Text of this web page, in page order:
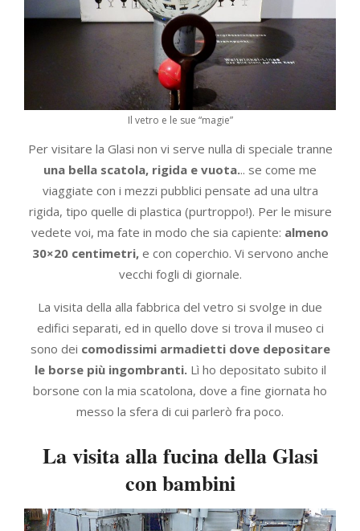
Il vetro e le sue “magie”
Per visitare la Glasi non vi serve nulla di speciale tranne
una bella scatola, rigida e vuota... se come me
viaggiate con i mezzi pubblici pensate ad una ultra
rigida, tipo quelle di plastica (purtroppo!). Per le misure
vedete voi, ma fate in modo che sia capiente: almeno
30×20 centimetri,e con coperchio. Vi servono anche
vecchi fogli di giornale.
La visita della alla fabbrica del vetro si svolge in due
edifici separati, ed in quello dove si trova il museo ci
sono dei comodissimi armadietti dove depositare
le borse più ingombranti.Lì ho depositato subito il
borsone con la mia scatolona, dove a fine giornata ho
messo la sfera di cui parlerò fra poco.
La visita alla fucina della Glasi
con bambini